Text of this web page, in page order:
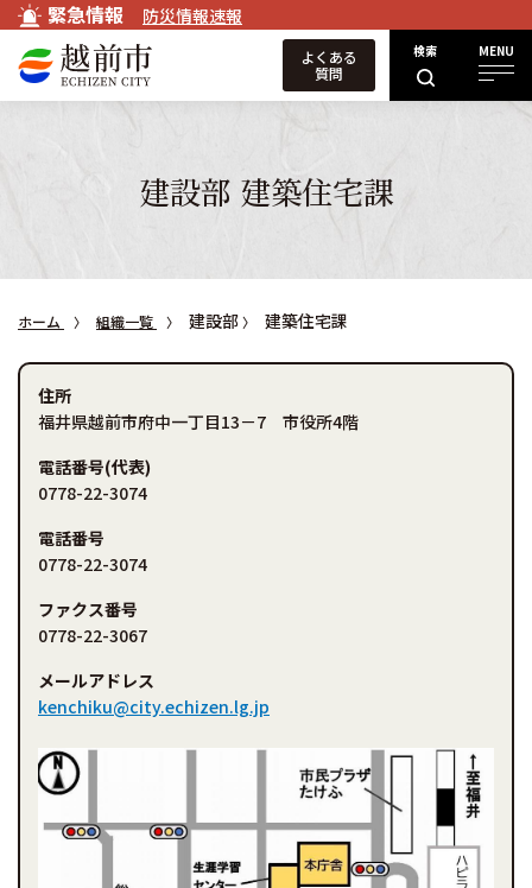
緊急情報 防災情報速報
検索 MENU
よくある
質問
建設部 建築住宅課
ホーム 組織一覧 建設部 建築住宅課
住所
福井県越前市府中一丁目13－7 市役所4階
電話番号(代表)
0778-22-3074
電話番号
0778-22-3074
ファクス番号
0778-22-3067
メールアドレス
kenchiku@city.echizen.lg.jp